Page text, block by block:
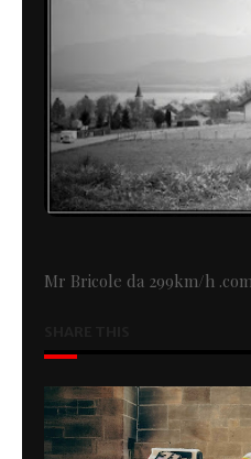
Mr Bricole da 299km/h .com